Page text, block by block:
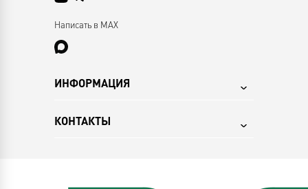
Написать в MAX
ИНФОРМАЦИЯ
КОНТАКТЫ